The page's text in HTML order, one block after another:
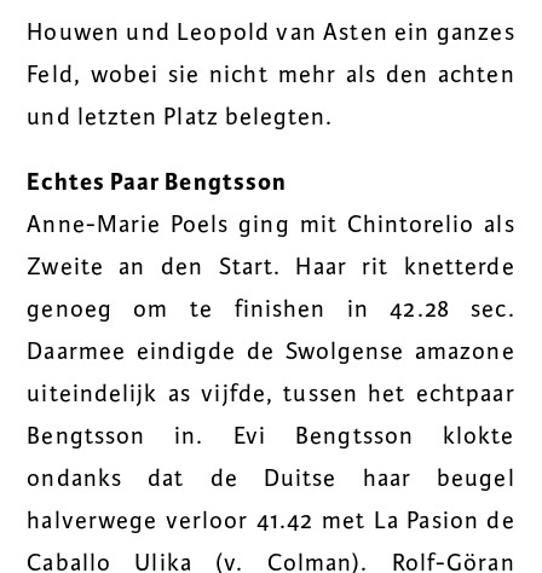
Houwen und Leopold van Asten ein ganzes
Feld, wobei sie nicht mehr als den achten
und letzten Platz belegten.
Echtes Paar Bengtsson
Anne-Marie Poels ging mit Chintorelio als
Zweite an den Start. Haar rit knetterde
genoeg om te finishen in 42.28 sec.
Daarmee eindigde de Swolgense amazone
uiteindelijk as vijfde, tussen het echtpaar
Bengtsson in. Evi Bengtsson klokte
ondanks dat de Duitse haar beugel
halverwege verloor 41.42 met La Pasion de
Caballo Ulika (v. Colman). Rolf-Göran